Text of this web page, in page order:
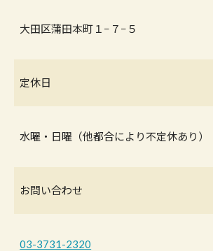
大田区蒲田本町１−７−５
定休日
水曜・日曜（他都合により不定休あり）
お問い合わせ
03-3731-2320